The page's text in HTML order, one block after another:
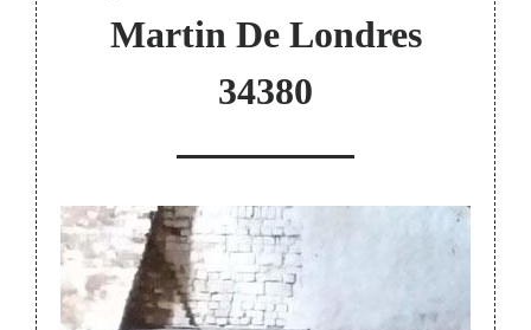
Martin De Londres
34380